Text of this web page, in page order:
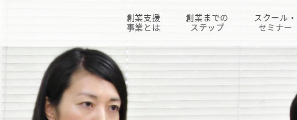
創業支援
事業とは
創業までの
ステップ
スクール・
セミナー